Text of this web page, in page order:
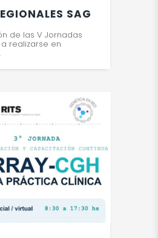
SAG
de las V Jornadas
realizarse en